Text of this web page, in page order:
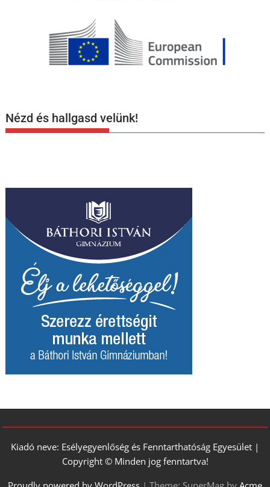
Nézd és hallgasd velünk!
Kiadó neve: Esélyegyenlőség és Fenntarthatóság Egyesület |
Copyright © Minden jog fenntartva!